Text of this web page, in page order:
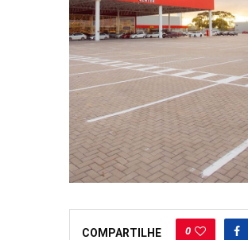
COMPARTILHE 0